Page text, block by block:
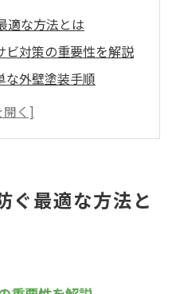
適な方法とは
ビ対策の重要性を解説
な外壁塗装手順
コーティングを活用す
を選ぶポイントと注
ビの主な原因を知ろ
ぐ最適な方法と